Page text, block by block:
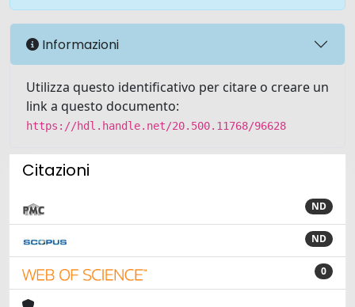
Informazioni
Utilizza questo identificativo per citare o creare un
link a questo documento:
https://hdl.handle.net/20.500.11768/96628
Citazioni
ND
ND
0